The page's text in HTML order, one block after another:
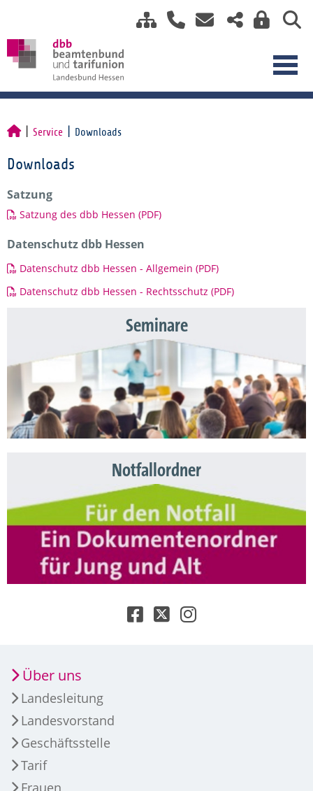
Service Downloads
Downloads
Satzung
Satzung des dbb Hessen (PDF)
Datenschutz dbb Hessen
Datenschutz dbb Hessen - Allgemein (PDF)
Datenschutz dbb Hessen - Rechtsschutz (PDF)
Seminare
Notfallordner
Über uns
Landesleitung
Landesvorstand
Geschäftsstelle
Tarif
Frauen